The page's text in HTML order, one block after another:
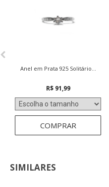
Anel em Prata 925 Solitário...
R$ 91,99
COMPRAR
SIMILARES